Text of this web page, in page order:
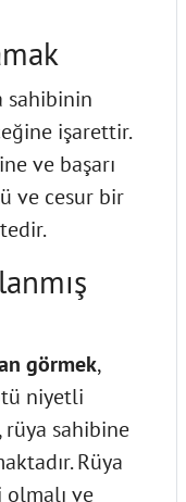
sahibinin
işarettir.
ve başarı
ve cesur bir
görmek,
niyetli
rüya sahibine
Rüya
ve